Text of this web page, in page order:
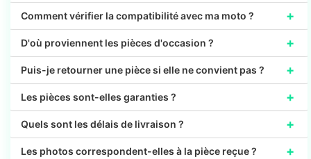
Comment vérifier la compatibilité avec ma moto ? +
D'où proviennent les pièces d'occasion ? +
Puis-je retourner une pièce si elle ne convient pas ? +
Les pièces sont-elles garanties ? +
Quels sont les délais de livraison ? +
Les photos correspondent-elles à la pièce reçue ? +